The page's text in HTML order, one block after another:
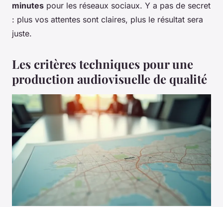
minutes pour les réseaux sociaux. Y a pas de secret
: plus vos attentes sont claires, plus le résultat sera
juste.
Les critères techniques pour une
production audiovisuelle de qualité